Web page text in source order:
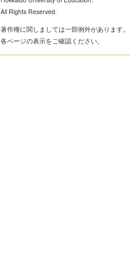
All Rights Reserved.
著作権に関しましては一部例外があります。
各ページの表示をご確認ください。